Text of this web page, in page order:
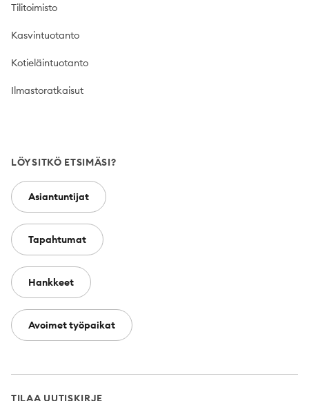
Tilitoimisto
Kasvintuotanto
Kotieläintuotanto
Ilmastoratkaisut
LÖYSITKÖ ETSIMÄSI?
Asiantuntijat
Tapahtumat
Hankkeet
Avoimet työpaikat
TILAA UUTISKIRJE